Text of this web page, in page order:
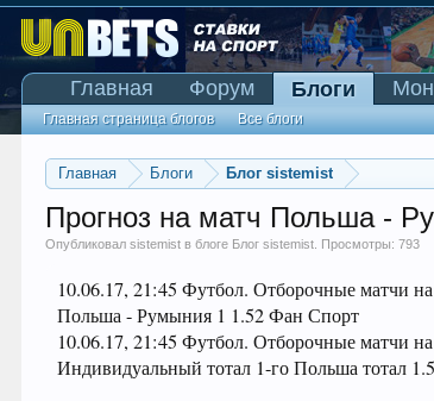
Главная Блоги Блог sistemist
Прогноз на матч Польша -
Опубликовалsistemist в блоге Блог sistemist . Просмотры: 793
10.06.17, 21:45 Футбол. Отборочные матчи
Польша - Румыния 1 1.52 Фан Спорт
10.06.17, 21:45 Футбол. Отборочные матчи
Индивидуальный тотал 1-го Польша тотал
Главная Форум Блоги
Главная страница блогов Все блоги